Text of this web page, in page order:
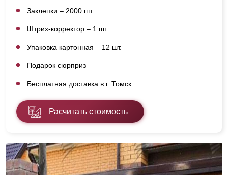
Заклепки – 2000 шт.
Штрих-корректор – 1 шт.
Упаковка картонная – 12 шт.
Подарок сюрприз
Бесплатная доставка в г. Томск
Расчитать стоимость